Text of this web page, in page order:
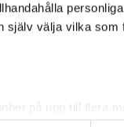
själv välja vilka som